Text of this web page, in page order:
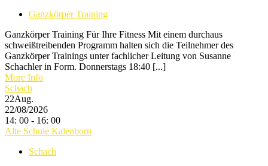
Ganzkörper Training
Ganzkörper Training Für Ihre Fitness Mit einem durchaus
schweißtreibenden Programm halten sich die Teilnehmer des
Ganzkörper Trainings unter fachlicher Leitung von Susanne
Schachler in Form. Donnerstags 18:40 [...]
More Info
Schach
22Aug.
22/08/2026
14: 00 - 16: 00
Alte Schule Kalenborn
Schach